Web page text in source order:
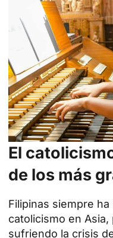
El
de los más
Filipinas siempre
catolicismo en
sufriendo la crisis